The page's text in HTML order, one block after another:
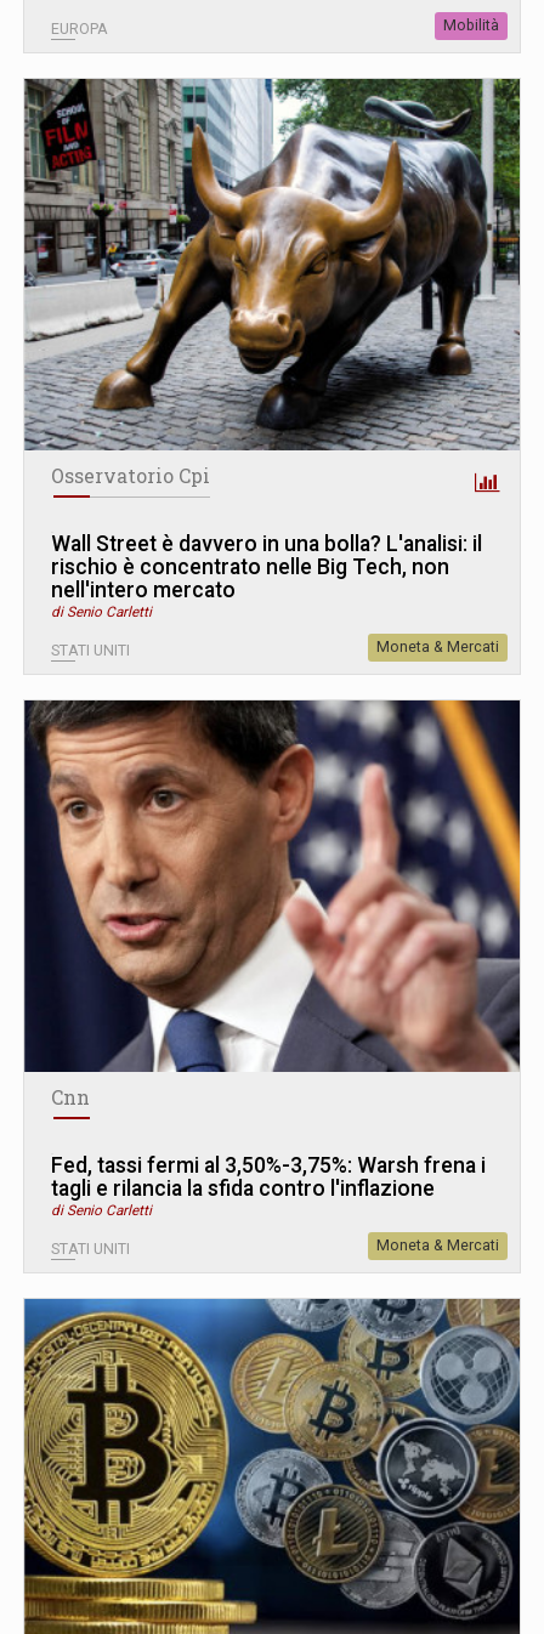
EUROPA Mobilità
Osservatorio Cpi
Wall Street è davvero in una bolla? L'analisi: il
rischio è concentrato nelle Big Tech, non
nell'intero mercato
di Senio Carletti
STATI UNITI Moneta & Mercati
Cnn
Fed, tassi fermi al 3,50%-3,75%: Warsh frena i
tagli e rilancia la sfida contro l'inflazione
di Senio Carletti
STATI UNITI Moneta & Mercati